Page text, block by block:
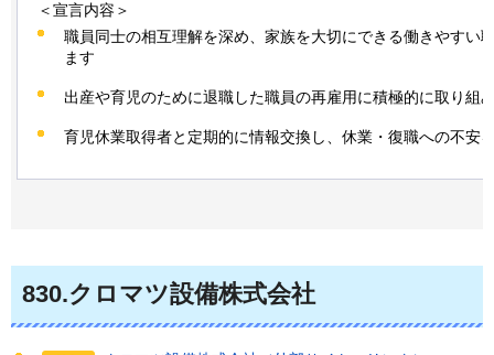
＜宣言内容＞
職員同士の相互理解を深め、家族を大切にできる働きやすい
ます
出産や育児のために退職した職員の再雇用に積極的に取り組
育児休業取得者と定期的に情報交換し、休業・復職への不安
830.クロマツ設備株式会社